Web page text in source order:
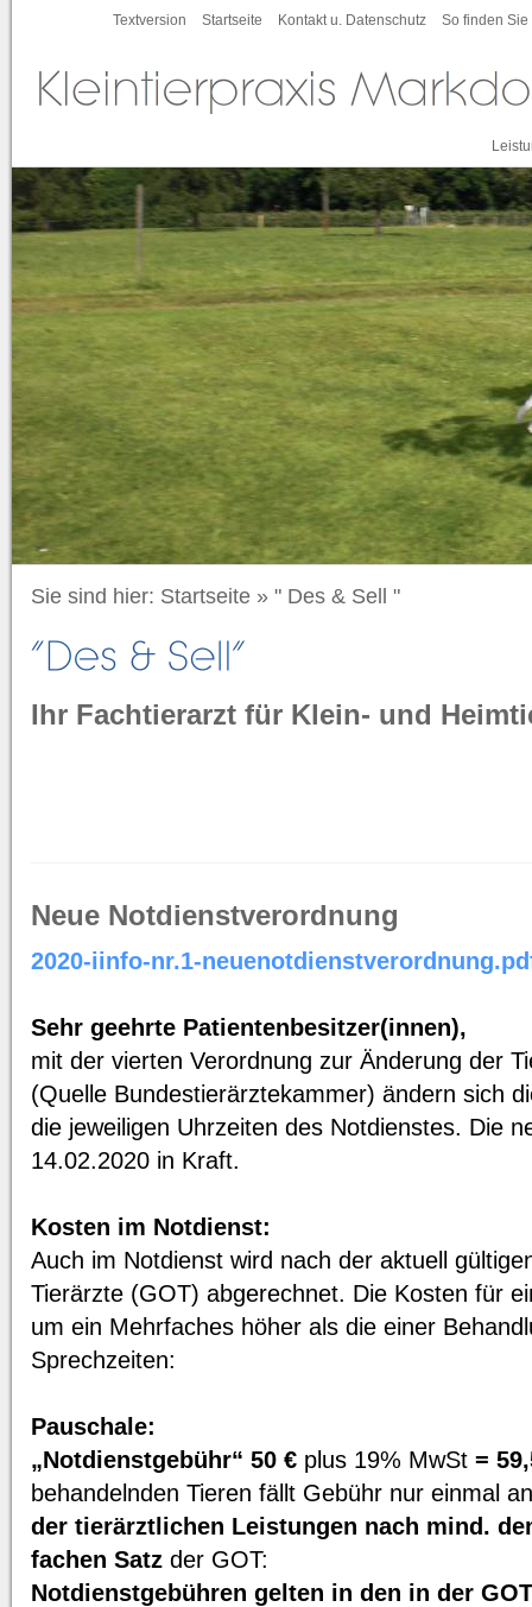
Textversion Startseite Kontakt u. Datenschutz So finden Sie
Sie sind hier: Startseite » " Des & Sell "
Ihr Fachtierarzt für Klein- und
Neue Notdienstverordnung
2020-iinfo-nr.1-
Sehr geehrte Patientenbesitzer(innen),
mit der vierten Verordnung zur Änderung der
(Quelle Bundestierärztekammer) ändern sich
die jeweiligen Uhrzeiten des Notdienstes. Die
14.02.2020 in Kraft.
Kosten im Notdienst:
Auch im Notdienst wird nach der aktuell
Tierärzte (GOT) abgerechnet. Die Kosten für
um ein Mehrfaches höher als die einer
Sprechzeiten:
Pauschale:
„Notdienstgebühr“ 50 € plus 19% MwSt =
behandelnden Tieren fällt Gebühr nur einmal
der tierärztlichen Leistungen nach mind.
fachen Satz der GOT:
Notdienstgebühren gelten in den in der